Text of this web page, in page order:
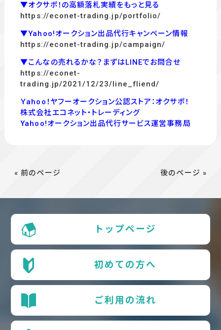
▼オクサポ！の高額落札実績をもっと見る
https://econet-trading.jp/portfolio/
▼Yahoo!オークション出品代行キャンペーン情報
https://econet-trading.jp/campaign/
▼こんなの売れるかな？まずはLINEでお問合せ
https://econet-
trading.jp/2021/12/23/line_fliend/
Ｙahoo！ヤフーオークション公認ストア：オクサポ！
株式会社エコネット・トレーディング
Yahoo!オークション出品代行サービス運営事務局
« 前のページ 後のページ »
トップページ
初めての方へ
ご利用の流れ